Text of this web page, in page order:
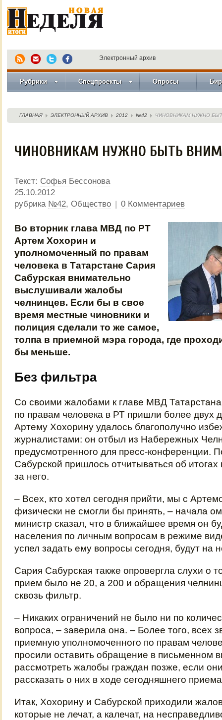
Электронный архив
Рубрики Спецпроекты Опросы
ГЛАВНАЯ ЭЛЕКТРОННЫЙ АРХИВ 2012 №42 ЧИНОВНИКАМ НУЖНО
ЧИНОВНИКАМ НУЖНО БЫТЬ
Текст: Софья Бессонова
25.10.2012
рубрика №42, Общество | 0 Комментариев
Во вторник глава МВД по РТ
Артем Хохорин и
уполномоченный по правам
человека в Татарстане Сария
Сабурская внимательно
выслушивали жалобы
челнинцев. Если бы в свое
время местные чиновники и
полиция сделали то же самое,
толпа в приемной мэра города, где
бы меньше.
Без фильтра
Со своими жалобами к главе МВД
по правам человека в РТ пришли более двух
Артему Хохорину удалось благополучно
журналистами: он отбыл из Набережных
предусмотренного для пресс-конференции.
Сабурской пришлось отчитываться об итогах
за него.
– Всех, кто хотел сегодня прийти, мы с
физически не смогли бы принять, – начала
министр сказал, что в ближайшее время он
населения по личным вопросам в режиме
успел задать ему вопросы сегодня, будут на
Сария Сабурская также опровергла слухи о
прием было не 20, а 200 и обращения
сквозь фильтр.
– Никаких ограничений не было ни по
вопроса, – заверила она. – Более того, всех
приемную уполномоченного по правам
просили оставить обращение в письменном
рассмотреть жалобы граждан позже, если
рассказать о них в ходе сегодняшнего
Итак, Хохорину и Сабурской приходили
которые не лечат, а калечат, на